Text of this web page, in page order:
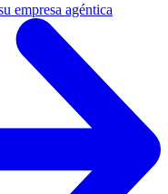
empresa agéntica